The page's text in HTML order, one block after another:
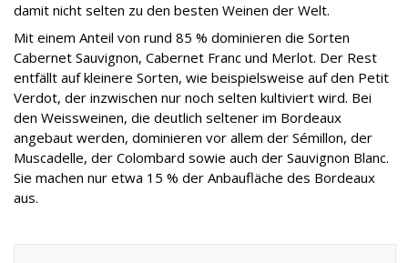
damit nicht selten zu den besten Weinen der Welt.
Mit einem Anteil von rund 85 % dominieren die Sorten
Cabernet Sauvignon, Cabernet Franc und Merlot. Der Rest
entfällt auf kleinere Sorten, wie beispielsweise auf den Petit
Verdot, der inzwischen nur noch selten kultiviert wird. Bei
den Weissweinen, die deutlich seltener im Bordeaux
angebaut werden, dominieren vor allem der Sémillon, der
Muscadelle, der Colombard sowie auch der Sauvignon Blanc.
Sie machen nur etwa 15 % der Anbaufläche des Bordeaux
aus.